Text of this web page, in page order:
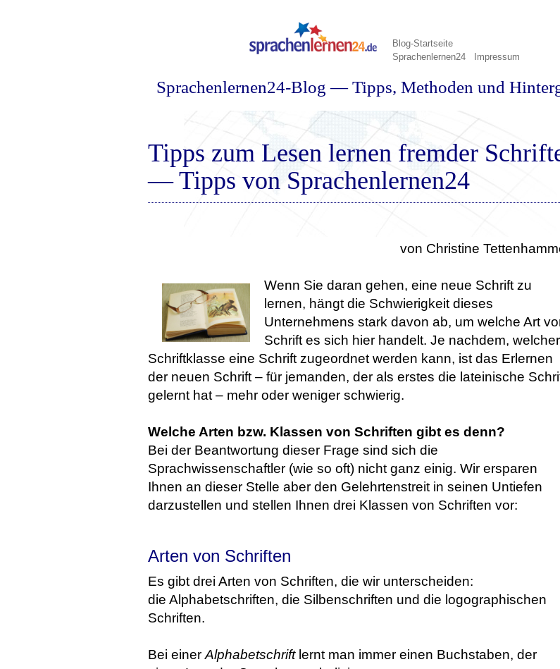
Blog-Startseite
Sprachenlernen24
Impressum
Sprachenlernen24-Blog — Tipps, Methoden und
Tipps zum Lesen lernen fremder
— Tipps von Sprachenlernen24
von Christine
Wenn Sie daran gehen, eine neue Schrift zu
lernen, hängt die Schwierigkeit dieses
Unternehmens stark davon ab, um welche Art
Schrift es sich hier handelt. Je nachdem, welcher
Schriftklasse eine Schrift zugeordnet werden kann, ist das Erlernen
der neuen Schrift – für jemanden, der als erstes die lateinische
gelernt hat – mehr oder weniger schwierig.
Welche Arten bzw. Klassen von Schriften gibt es denn?
Bei der Beantwortung dieser Frage sind sich die
Sprachwissenschaftler (wie so oft) nicht ganz einig. Wir ersparen
Ihnen an dieser Stelle aber den Gelehrtenstreit in seinen Untiefen
darzustellen und stellen Ihnen drei Klassen von Schriften vor:
Arten von Schriften
Es gibt drei Arten von Schriften, die wir unterscheiden:
die Alphabetschriften, die Silbenschriften und die logographischen
Schriften.
Bei einer Alphabetschriftlernt man immer einen Buchstaben, der